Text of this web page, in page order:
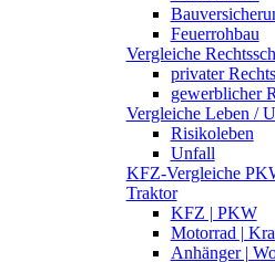
Feuerrohbau
Vergleiche
privater
gewerblicher
Vergleiche Leben /
Risikoleben
Unfall
KFZ-Vergleiche
Traktor
KFZ | PKW
Motorrad |
Anhänger |